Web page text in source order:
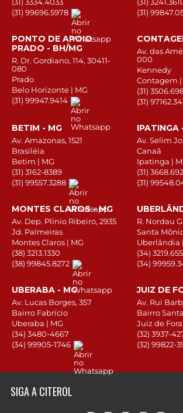
(31) 99696.5978
(31)
PONTO DE APOIO
PRADO - BH/MG
R. Dr. Gordiano, 114, 30411-
080
Prado
Belo Horizonte | MG
(31) 99947.9414
Av. das
000
Kennedy
Contagem |
(31)
(31)
BETIM - MG
Av. Amazonas, 1521
Brasiléia
Betim | MG
(31) 3162-8389
(31) 99557.3288
IPATINGA
Av. Selim
Canaã
Ipatinga |
(31)
(31)
MONTES CLAROS - MG
Av. Dep. Plínio Ribeiro, 2935
Jd. Palmeiras
Montes Claros | MG
(38) 3213.1330
(38) 99845.8272
R. Nordau
Santa
Uberlândia
(34)
(34)
UBERABA - MG
Av. Lucas Borges, 357
Bairro Fabrício
Uberaba | MG
(34) 3480-4667
(34) 99905-1746
JUIZ DE
Av. Rui
Bairro
Juiz de Fora
(32) 3937-
(32) 99822-
SIGA A CITEROL